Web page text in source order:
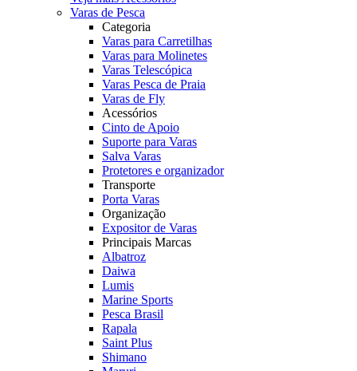
Varas de Pesca
Categoria
Varas para Carretilhas
Varas para Molinetes
Varas Telescópica
Varas Pesca de Praia
Varas de Fly
Acessórios
Cinto de Apoio
Suporte para Varas
Salva Varas
Protetores e organizador
Transporte
Porta Varas
Organização
Expositor de Varas
Principais Marcas
Albatroz
Daiwa
Lumis
Marine Sports
Pesca Brasil
Rapala
Saint Plus
Shimano